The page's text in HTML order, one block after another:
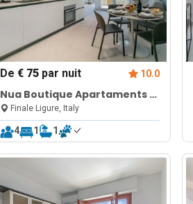
De€ 75 par nuit 10.0
Nua Boutique Apartaments 2
Towncentre
Finale Ligure, Italy
4 1 1